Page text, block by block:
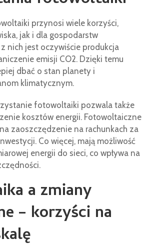
przynosi wiele korzyści,
jak i dla gospodarstw
nich jest oczywiście produkcja
emisji CO2. Dzięki temu
dbać o stan planety i
klimatycznym.
fotowoltaiki pozwala także
kosztów energii. Fotowoltaiczne
zaoszczędzenie na rachunkach za
Co więcej, mają możliwość
energii do sieci, co wpływa na
a zmiany
– korzyści na